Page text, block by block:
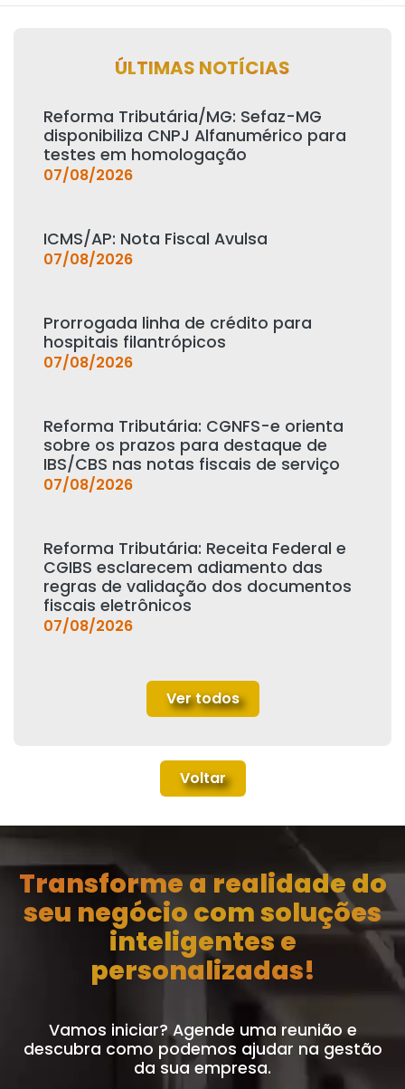
ÚLTIMAS NOTÍCIAS
Reforma Tributária/MG: Sefaz-MG
disponibiliza CNPJ Alfanumérico para
testes em homologação
07/08/2026
ICMS/AP: Nota Fiscal Avulsa
07/08/2026
Prorrogada linha de crédito para
hospitais filantrópicos
07/08/2026
Reforma Tributária: CGNFS-e orienta
sobre os prazos para destaque de
IBS/CBS nas notas fiscais de serviço
07/08/2026
Reforma Tributária: Receita Federal e
CGIBS esclarecem adiamento das
regras de validação dos documentos
fiscais eletrônicos
07/08/2026
Ver todos
Voltar
Transforme a realidade do
seu negócio com soluções
inteligentes e
personalizadas!
Vamos iniciar? Agende uma reunião e
descubra como podemos ajudar na gestão
da sua empresa.